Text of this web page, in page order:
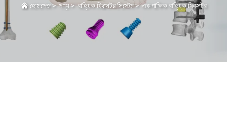
হোমপেজ>পণ্য>বাহ্যিক ফিক্সেটর সিস্টেম>একপাক্ষিক বাহ্যিক ফিক্সেটর